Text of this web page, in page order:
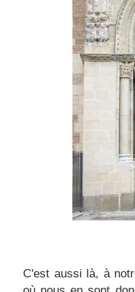
C'est aussi là, à